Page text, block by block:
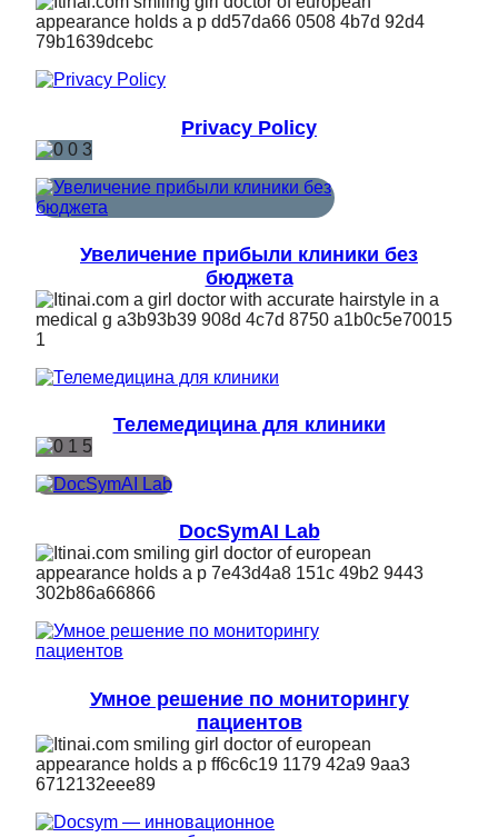
Privacy Policy
Увеличение прибыли клиники без
бюджета
Телемедицина для клиники
DocSymAI Lab
Умное решение по мониторингу
пациентов